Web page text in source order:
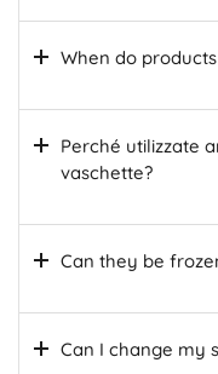
When do
Perché utilizzate
vaschette?
Can they be
Can I change my